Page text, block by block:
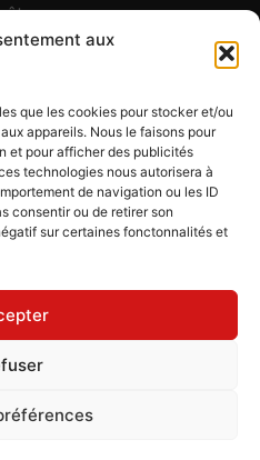
aux
que les cookies pour stocker et/ou
appareils. Nous le faisons pour
et pour afficher des publicités
technologies nous autorisera à
de navigation ou les ID
consentir ou de retirer son
sur certaines fonctonnalités et